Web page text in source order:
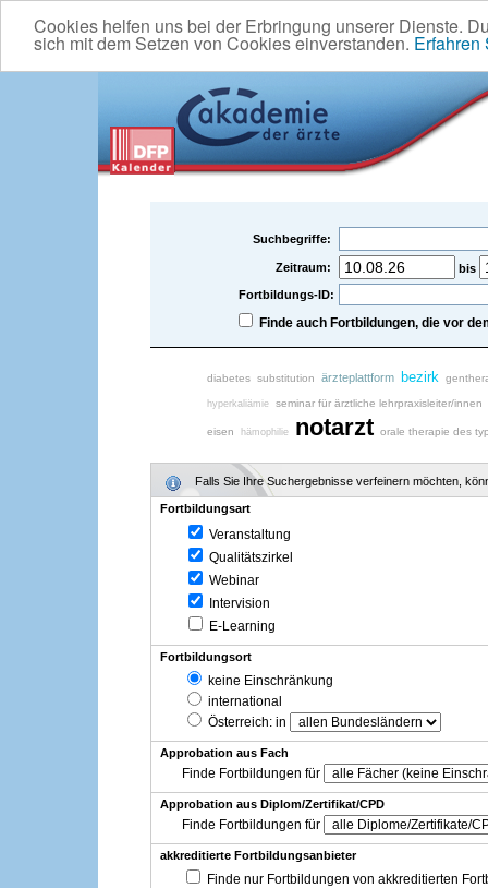
Cookies helfen uns bei der Erbringung unserer Dienste.
sich mit dem Setzen von Cookies einverstanden. Erfahren
Suchbegriffe:
Zeitraum:
bis
Fortbildungs-ID:
Finde auch Fortbildungen, die vor
diabetes substitution ärzteplattform bezirk
hyperkaliämie seminar für ärztliche lehrpraxisleiter/innen
eisen hämophilie notarzt orale therapie des
Falls Sie Ihre Suchergebnisse verfeinern möchten,
Fortbildungsart
Veranstaltung
Qualitätszirkel
Webinar
Intervision
E-Learning
Fortbildungsort
keine Einschränkung
international
Österreich: in
Approbation aus Fach
Finde Fortbildungen für
Approbation aus Diplom/Zertifikat/CPD
Finde Fortbildungen für
akkreditierte Fortbildungsanbieter
Finde nur Fortbildungen von akkreditierten